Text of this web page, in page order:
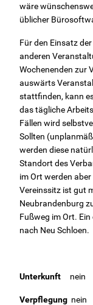
wäre
üblicher
Für den Einsatz
anderen
Wochenenden zur
auswärts
stattfinden, kann
das tägliche
Fällen wird
Sollten
werden diese
Standort des
im Ort werden
Vereinssitz ist gut
Neubrandenburg
Fußweg im Ort.
nach Neu Schloen.
Unterkunft nein
Verpflegung nein